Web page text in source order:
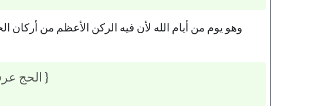
وهو يوم من أيام الله لأن فيه الركن الأعظم من أركان
{ الحج